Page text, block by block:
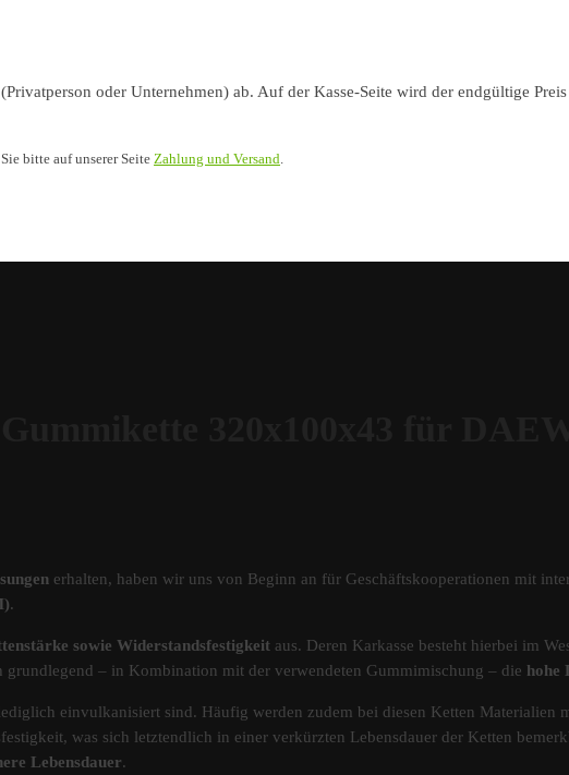
oder Unternehmen) ab. Auf der Kasse-Seite wird der endgültige
bitte auf unserer Seite Zahlung und Versand
erhalten, haben wir uns von Beginn an für Geschäftskooperationen mit
.
sowie Widerstandsfestigkeit aus. Deren Karkasse besteht hierbei im
– in Kombination mit der verwendeten Gummimischung – die hohe
einvulkanisiert sind. Häufig werden zudem bei diesen Ketten Materialien
was sich letztendlich in einer verkürzten Lebensdauer der Ketten
Lebensdauer.